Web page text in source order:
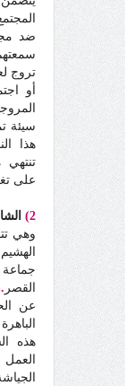
ضد
تروج
أو
سيئة
هذا
على
2)
وهي
القصر
عن
هذه